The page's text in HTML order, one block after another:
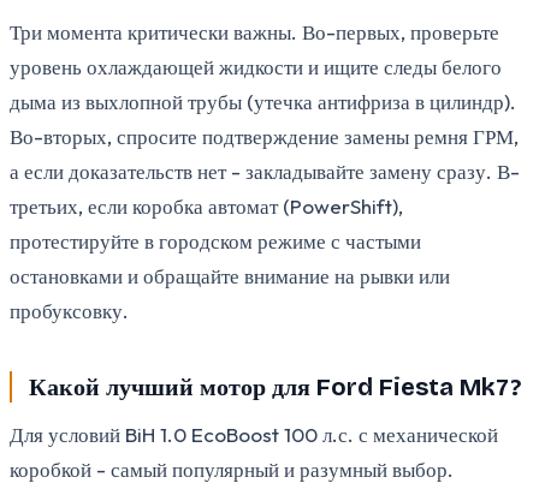
Три момента критически важны. Во-первых, проверьте
уровень охлаждающей жидкости и ищите следы белого
дыма из выхлопной трубы (утечка антифриза в цилиндр).
Во-вторых, спросите подтверждение замены ремня ГРМ,
а если доказательств нет - закладывайте замену сразу. В-
третьих, если коробка автомат (PowerShift),
протестируйте в городском режиме с частыми
остановками и обращайте внимание на рывки или
пробуксовку.
Какой лучший мотор для Ford Fiesta Mk7?
Для условий BiH 1.0 EcoBoost 100 л.с. с механической
коробкой - самый популярный и разумный выбор.